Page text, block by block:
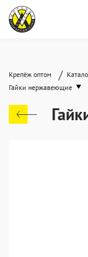
Крепёж оптом /
Гайки нержавеющие